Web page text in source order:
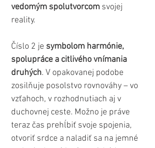
vedomým spolutvorcom svojej
reality.
Číslo 2 je symbolom harmónie,
spolupráce a citlivého vnímania
druhých. V opakovanej podobe
zosilňuje posolstvo rovnováhy – vo
vzťahoch, v rozhodnutiach aj v
duchovnej ceste. Možno je práve
teraz čas prehĺbiť svoje spojenia,
otvoriť srdce a naladiť sa na jemné